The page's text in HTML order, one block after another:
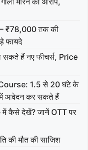
– ₹78,000 तक की
फायदे
सकते हैं नए फीचर्स, Price
1.5 से 20 घंटे के
में आवेदन कर सकते हैं
कैसे देखें? जानें OTT पर
की मौत की साजिश